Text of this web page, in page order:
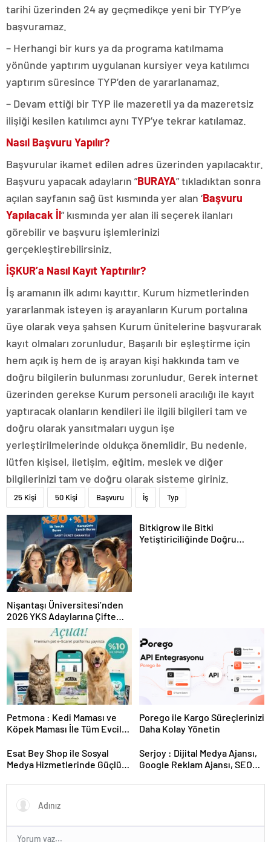
tarihi üzerinden 24 ay geçmedikçe yeni bir TYP’ye
başvuramaz.
– Herhangi bir kurs ya da programa katılmama
yönünde yaptırım uygulanan kursiyer veya katılımcı
yaptırım süresince TYP’den de yararlanamaz.
– Devam ettiği bir TYP ile mazeretli ya da mazeretsiz
ilişiği kesilen katılımcı aynı TYP’ye tekrar katılamaz.
Nasıl Başvuru Yapılır?
Başvurular ikamet edilen adres üzerinden yapılacaktır.
Başvuru yapacak adayların ”BURAYA” tıkladıktan sonra
açılan sayfanın sağ üst kısmında yer alan ‘Başvuru
Yapılacak İl” kısmında yer alan ili seçerek ilanları
görebilir ve başvuru işlemlerinizi
gerçekleştirebilirsiniz.
İŞKUR’a Nasıl Kayıt Yaptırılır?
İş aramanın ilk adımı kayıttır. Kurum hizmetlerinden
yararlanmak isteyen iş arayanların Kurum portalına
üye olarak veya şahsen Kurum ünitelerine başvurarak
kayıt olmaları zorunludur. Başarılı bir eşleştirme için
hem açık iş hem de iş arayan kişi hakkında tam ve
doğru bilgilerin bulunması zorunludur. Gerek internet
üzerinden gerekse Kurum personeli aracılığı ile kayıt
yaptıracak olanların kendileri ile ilgili bilgileri tam ve
doğru olarak yansıtmaları uygun işe
yerleştirilmelerinde oldukça önemlidir. Bu nedenle,
lütfen kişisel, iletişim, eğitim, meslek ve diğer
bilgilerinizi tam ve doğru olarak sisteme giriniz.
25 Kişi 50 Kişi Başvuru İş Typ
Nişantaşı Üniversitesi’nden
2026 YKS Adaylarına Çifte
Güvence: Sabit Ücret ve
Kesintisiz Burs
Bitkigrow ile Bitki
Yetiştiriciliğinde Doğru
Petmona : Kedi Maması ve
Köpek Maması İle Tüm Evcil
Porego ile Kargo Süreçlerinizi
Daha Kolay Yönetin
Esat Bey Shop ile Sosyal
Medya Hizmetlerinde Güçlü
Serjoy : Dijital Medya Ajansı,
Google Reklam Ajansı, SEO